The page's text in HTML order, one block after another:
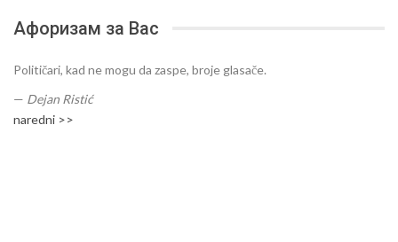
Афоризам за Вас
Političari, kad ne mogu da zaspe, broje glasače.
— Dejan Ristić
naredni >>